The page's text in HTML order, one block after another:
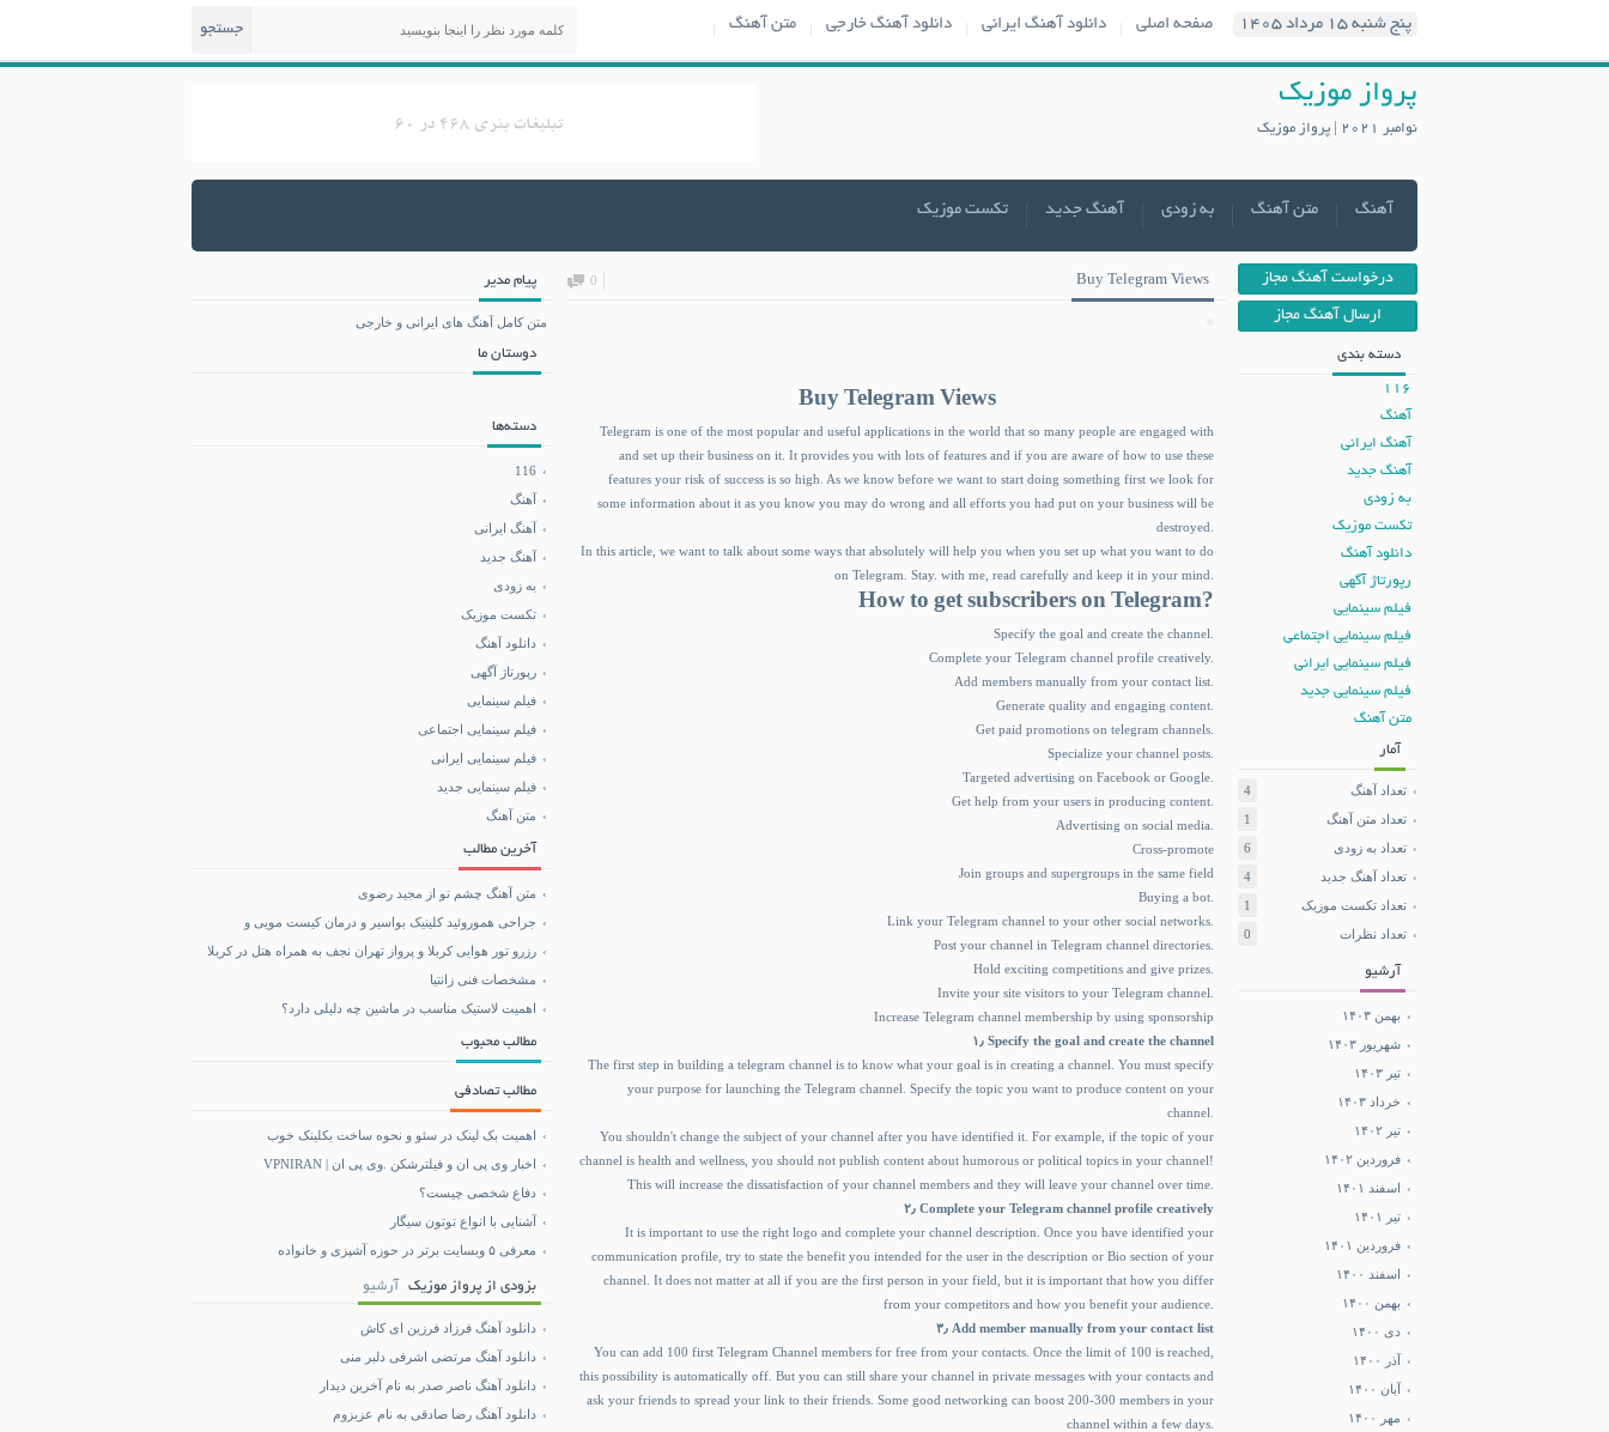
پنج شنبه ۱۵ مرداد ۱۴۰۵ صفحه اصلی دانلود آهنگ ایرانی دانلود آهنگ خارجی متن آهنگ جستجو
پرواز موزیک
نوامبر 2021 | پرواز موزیک
آهنگ متن آهنگ به زودی آهنگ جدید تکست موزیک
Buy Telegram Views
0
Buy Telegram Views
Telegram is one of the most popular and useful applications in the world that so many people are engaged with
and set up their business on it. It provides you with lots of features and if you are aware of how to use these
features your risk of success is so high. As we know before we want to start doing something first we look for
some information about it as you know you may do wrong and all efforts you had put on your business will be
destroyed.
In this article, we want to talk about some ways that absolutely will help you when you set up what you want to do
on Telegram. Stay. with me, read carefully and keep it in your mind.
How to get subscribers on Telegram?
Specify the goal and create the channel.
Complete your Telegram channel profile creatively.
Add members manually from your contact list.
Generate quality and engaging content.
Get paid promotions on telegram channels.
Specialize your channel posts.
Targeted advertising on Facebook or Google.
Get help from your users in producing content.
Advertising on social media.
Cross-promote
Join groups and supergroups in the same field
Buying a bot.
Link your Telegram channel to your other social networks.
Post your channel in Telegram channel directories.
Hold exciting competitions and give prizes.
Invite your site visitors to your Telegram channel.
Increase Telegram channel membership by using sponsorship
۱٫ Specify the goal and create the channel
The first step in building a telegram channel is to know what your goal is in creating a channel. You must specify
your purpose for launching the Telegram channel. Specify the topic you want to produce content on your
channel.
You shouldn't change the subject of your channel after you have identified it. For example, if the topic of your
channel is health and wellness, you should not publish content about humorous or political topics in your channel!
This will increase the dissatisfaction of your channel members and they will leave your channel over time.
۲٫ Complete your Telegram channel profile creatively
It is important to use the right logo and complete your channel description. Once you have identified your
communication profile, try to state the benefit you intended for the user in the description or Bio section of your
channel. It does not matter at all if you are the first person in your field, but it is important that how you differ
from your competitors and how you benefit your audience.
۳٫ Add member manually from your contact list
You can add 100 first Telegram Channel members for free from your contacts. Once the limit of 100 is reached,
this possibility is automatically off. But you can still share your channel in private messages with your contacts and
ask your friends to spread your link to their friends. Some good networking can boost 200-300 members in your
channel within a few days.
درخواست آهنگ مجاز
ارسال آهنگ مجاز
دسته بندی
116
آهنگ
آهنگ ایرانی
آهنگ جدید
به زودی
تکست موزیک
دانلود آهنگ
رپورتاژ آگهی
فیلم سینمایی
فیلم سینمایی اجتماعی
فیلم سینمایی ایرانی
فیلم سینمایی جدید
متن آهنگ
آمار
تعداد آهنگ
4
تعداد متن آهنگ
1
تعداد به زودی
6
تعداد آهنگ جدید
4
تعداد تکست موزیک
1
تعداد نظرات
0
آرشیو
بهمن ۱۴۰۳
شهریور ۱۴۰۳
تیر ۱۴۰۳
خرداد ۱۴۰۳
تیر ۱۴۰۲
فروردین ۱۴۰۲
اسفند ۱۴۰۱
تیر ۱۴۰۱
فروردین ۱۴۰۱
اسفند ۱۴۰۰
بهمن ۱۴۰۰
دی ۱۴۰۰
آذر ۱۴۰۰
آبان ۱۴۰۰
مهر ۱۴۰۰
پیام مدیر
متن کامل آهنگ های ایرانی و خارجی
دوستان ما
دسته‌ها
116
آهنگ
آهنگ ایرانی
آهنگ جدید
به زودی
تکست موزیک
دانلود آهنگ
رپورتاژ آگهی
فیلم سینمایی
فیلم سینمایی اجتماعی
فیلم سینمایی ایرانی
فیلم سینمایی جدید
متن آهنگ
آخرین مطالب
متن آهنگ چشم تو از مجید رضوی
جراحی هموروئید کلینیک بواسیر و درمان کیست مویی و
رزرو تور هوایی کربلا و پرواز تهران نجف به همراه هتل در کربلا
مشخصات فنی زانتیا
اهمیت لاستیک مناسب در ماشین چه دلیلی دارد؟
مطالب محبوب
مطالب تصادفی
اهمیت بک لینک در سئو و نحوه ساخت بکلینک خوب
اخبار وی پی ان و فیلترشکن .وی پی ان | VPNIRAN
دفاع شخصی چیست؟
آشنایی با انواع توتون سیگار
معرفی ۵ وبسایت برتر در حوزه آشپزی و خانواده
بزودی از پرواز موزیک آرشیو
دانلود آهنگ فرزاد فرزین ای کاش
دانلود آهنگ مرتضی اشرفی دلبر منی
دانلود آهنگ ناصر صدر به نام آخرین دیدار
دانلود آهنگ رضا صادقی به نام عزیزوم